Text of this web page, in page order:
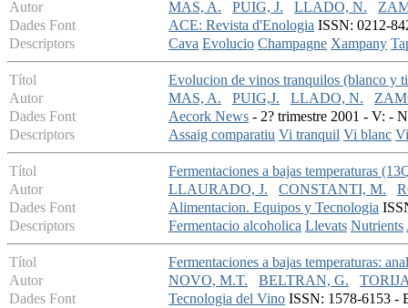
Autor
MAS, A. PUIG, J. LLADO, N.
Dades Font
ACE: Revista d'Enologia ISSN: 0212-
Descriptors
Cava Evolucio Champagne Xampany
Títol
Evolucion de vinos tranquilos (blanco y
Autor
MAS, A. PUIG,J. LLADO, N.
Dades Font
Aecork News - 2? trimestre 2001 - V: -
Descriptors
Assaig comparatiu Vi tranquil Vi blanc
Títol
Fermentaciones a bajas temperaturas
Autor
LLAURADO, J. CONSTANTI, M.
Dades Font
Alimentacion. Equipos y Tecnologia
Descriptors
Fermentacio alcoholica Llevats Nutrients
Títol
Fermentaciones a bajas temperaturas:
Autor
NOVO, M.T. BELTRAN, G.
Dades Font
Tecnologia del Vino ISSN: 1578-6153 -